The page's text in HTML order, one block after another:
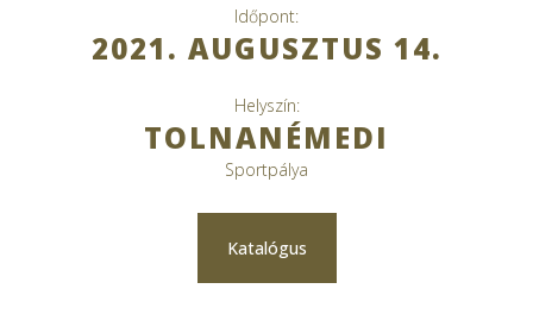
Időpont:
2021. AUGUSZTUS 14.
Helyszín:
TOLNANÉMEDI
Sportpálya
Katalógus